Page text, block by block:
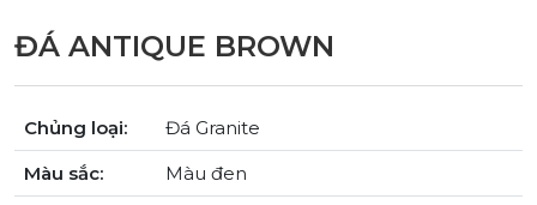
ĐÁ ANTIQUE BROWN
Chủng loại:
Đá Granite
Màu sắc:
Màu đen